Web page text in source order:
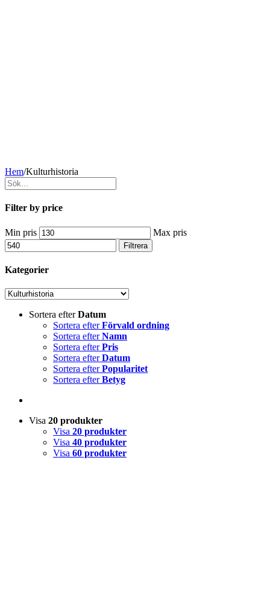
Hem/Kulturhistoria
Filter by price
Min pris Max pris
Filtrera
Kategorier
Sortera efterDatum
Sortera efterFörvald ordning
Sortera efterNamn
Sortera efterPris
Sortera efterDatum
Sortera efterPopularitet
Sortera efterBetyg
Visa 20 produkter
Visa 20 produkter
Visa 40 produkter
Visa 60 produkter